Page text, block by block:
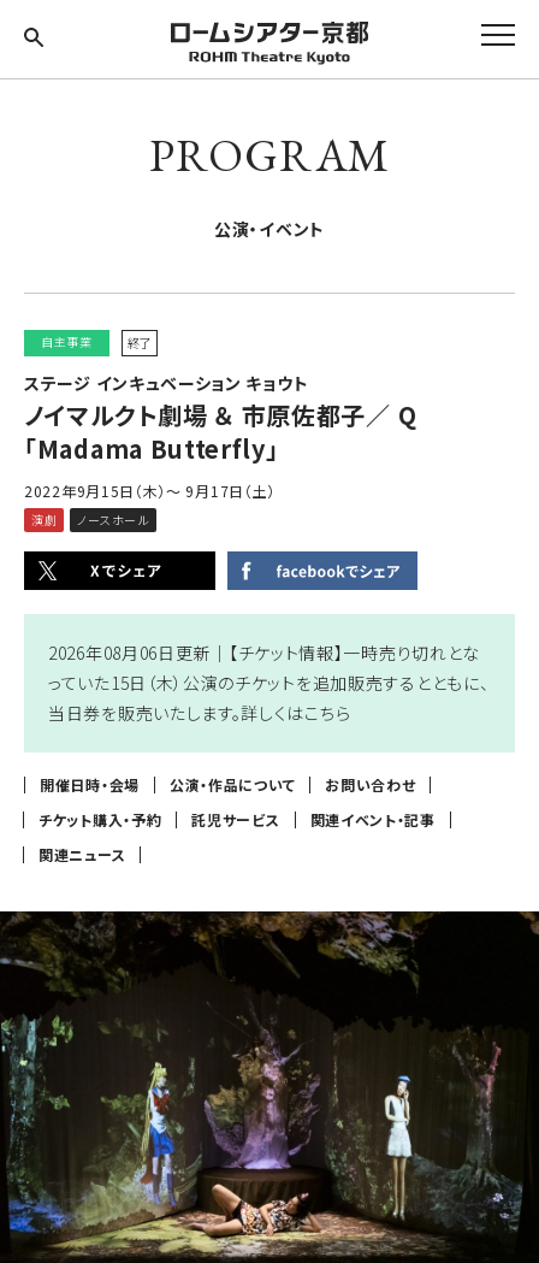
PROGRAM
公演・イベント
自主事業 終了
ステージ インキュベーション キョウト
ノイマルクト劇場 ＆ 市原佐都子／ Q
「Madama Butterfly」
2022年9月15日（木）～ 9月17日（土）
演劇 ノースホール
2026年08月06日更新｜ 【チケット情報】一時売り切れとな
っていた15日（木）公演のチケットを追加販売するとともに、
当日券を販売いたします。詳しくはこちら
開催日時・会場 公演・作品について
お問い合わせ
チケット購入・予約
託児サービス
関連イベント・記事
関連ニュース